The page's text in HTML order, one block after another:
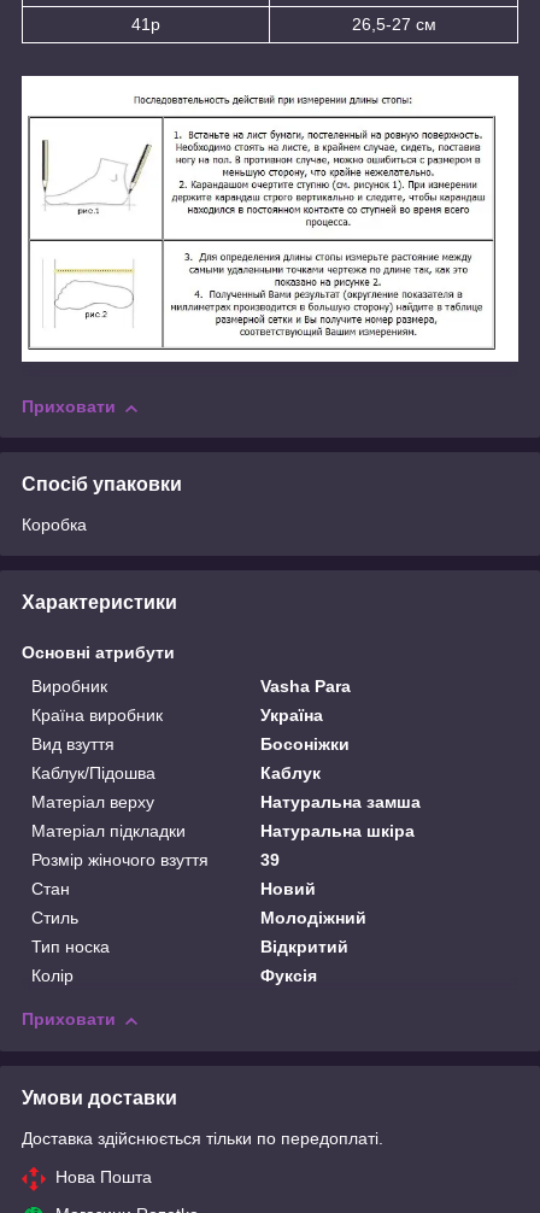
41р
26,5-27 см
Приховати
Спосіб упаковки
Коробка
Характеристики
Основні атрибути
Виробник
Vasha Para
Країна виробник
Україна
Вид взуття
Босоніжки
Каблук/Підошва
Каблук
Матеріал верху
Натуральна замша
Матеріал підкладки
Натуральна шкіра
Розмір жіночого взуття
39
Стан
Новий
Стиль
Молодіжний
Тип носка
Відкритий
Колір
Фуксія
Приховати
Умови доставки
Доставка здійснюється тільки по передоплаті.
Нова Пошта